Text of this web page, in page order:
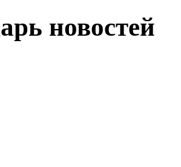
новостей